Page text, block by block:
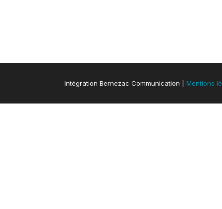
Intégration Bernezac Communication | Mentions